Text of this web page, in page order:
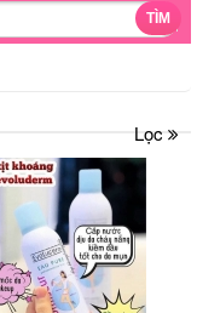
Lọc